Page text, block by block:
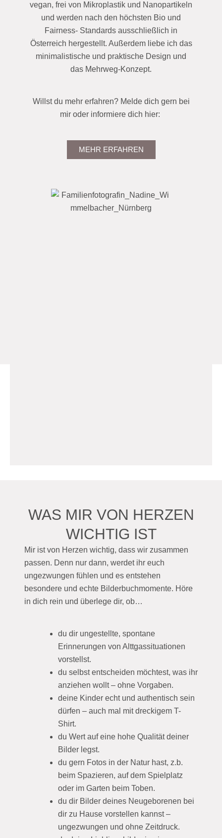
vegan, frei von Mikroplastik und Nanopartikeln
und werden nach den höchsten Bio und
Fairness- Standards ausschließlich in
Österreich hergestellt. Außerdem liebe ich das
minimalistische und praktische Design und
das Mehrweg-Konzept.
Willst du mehr erfahren? Melde dich gern bei
mir oder informiere dich hier:
MEHR ERFAHREN
WAS MIR VON HERZEN
WICHTIG IST
Mir ist von Herzen wichtig, dass wir zusammen
passen. Denn nur dann, werdet ihr euch
ungezwungen fühlen und es entstehen
besondere und echte Bilderbuchmomente. Höre
in dich rein und überlege dir, ob…
du dir ungestellte, spontane
Erinnerungen von Alttgassituationen
vorstellst.
du selbst entscheiden möchtest, was ihr
anziehen wollt – ohne Vorgaben.
deine Kinder echt und authentisch sein
dürfen – auch mal mit dreckigem T-
Shirt.
du Wert auf eine hohe Qualität deiner
Bilder legst.
du gern Fotos in der Natur hast, z.b.
beim Spazieren, auf dem Spielplatz
oder im Garten beim Toben.
du dir Bilder deines Neugeborenen bei
dir zu Hause vorstellen kannst –
ungezwungen und ohne Zeitdruck.